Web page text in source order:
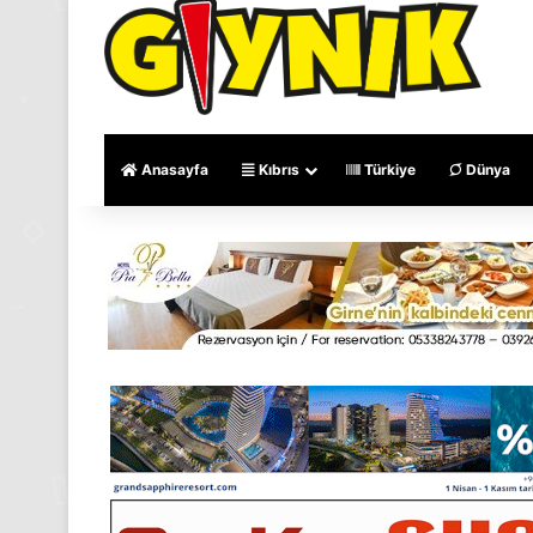
Anasayfa Kıbrıs Türkiye Dünya